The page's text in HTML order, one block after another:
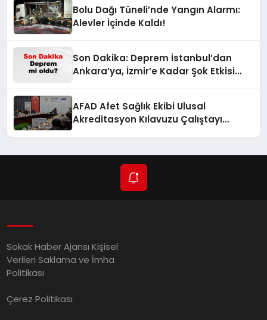
Bolu Dağı Tüneli’nde Yangın Alarmı:
Alevler İçinde Kaldı!
Son Dakika: Deprem İstanbul’dan
Ankara’ya, İzmir’e Kadar Şok Etkisi
AFAD Afet Sağlık Ekibi Ulusal
Akreditasyon Kılavuzu Çalıştayı
Sokak Haber Ajansı Kişisel
Verileri Saklama ve İmha
Politikası
Çerez Politikası